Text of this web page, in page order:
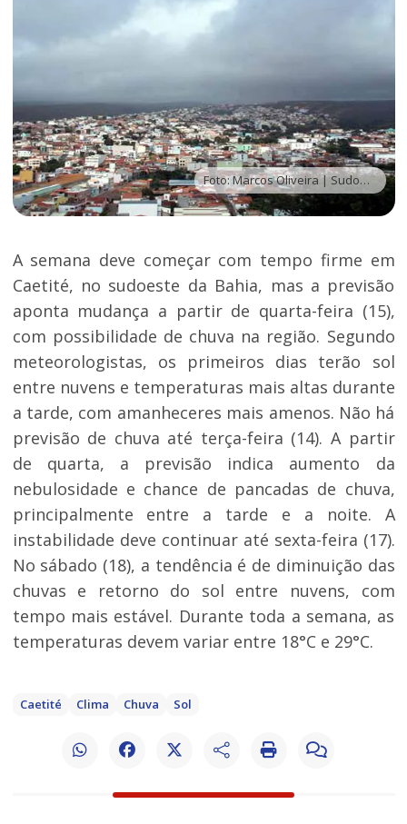
Foto: Marcos Oliveira | Sudoeste Bahia
A semana deve começar com tempo firme em
Caetité, no sudoeste da Bahia, mas a previsão
aponta mudança a partir de quarta-feira (15),
com possibilidade de chuva na região. Segundo
meteorologistas, os primeiros dias terão sol
entre nuvens e temperaturas mais altas durante
a tarde, com amanheceres mais amenos. Não há
previsão de chuva até terça-feira (14). A partir
de quarta, a previsão indica aumento da
nebulosidade e chance de pancadas de chuva,
principalmente entre a tarde e a noite. A
instabilidade deve continuar até sexta-feira (17).
No sábado (18), a tendência é de diminuição das
chuvas e retorno do sol entre nuvens, com
tempo mais estável. Durante toda a semana, as
temperaturas devem variar entre 18°C e 29°C.
Caetité Clima Chuva Sol